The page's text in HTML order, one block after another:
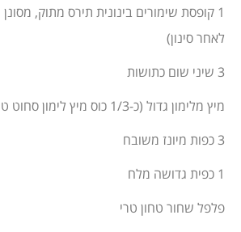
לאחר סינון)
3 שיני שום כתושות
מיץ מלימון גדול (כ-1/3 כוס מיץ לימון סחוט טרי)
3 כפות מיונז משובח
1 כפית גדושה מלח
פלפל שחור טחון טרי